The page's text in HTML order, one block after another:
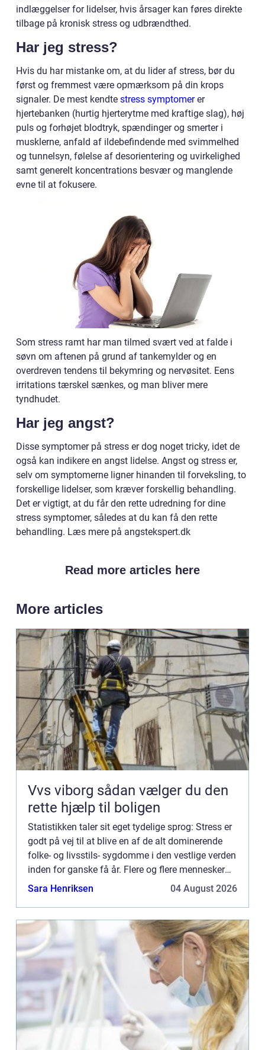
indlæggelser for lidelser, hvis årsager kan føres direkte
tilbage på kronisk stress og udbrændthed.
Har jeg stress?
Hvis du har mistanke om, at du lider af stress, bør du
først og fremmest være opmærksom på din krops
signaler. De mest kendte stress symptomerer
hjertebanken (hurtig hjerterytme med kraftige slag), høj
puls og forhøjet blodtryk, spændinger og smerter i
musklerne, anfald af ildebefindende med svimmelhed
og tunnelsyn, følelse af desorientering og uvirkelighed
samt generelt koncentrations besvær og manglende
evne til at fokusere.
Som stress ramt har man tilmed svært ved at falde i
søvn om aftenen på grund af tankemylder og en
overdreven tendens til bekymring og nervøsitet. Eens
irritations tærskel sænkes, og man bliver mere
tyndhudet.
Har jeg angst?
Disse symptomer på stress er dog noget tricky, idet de
også kan indikere en angst lidelse. Angst og stress er,
selv om symptomerne ligner hinanden til forveksling, to
forskellige lidelser, som kræver forskellig behandling.
Det er vigtigt, at du får den rette udredning for dine
stress symptomer, således at du kan få den rette
behandling. Læs mere på angstekspert.dk
Read more articles here
More articles
Vvs viborg sådan vælger du den
rette hjælp til boligen
Statistikken taler sit eget tydelige sprog: Stress er
godt på vej til at blive en af de alt dominerende
folke- og livsstils- sygdomme i den vestlige verden
inden for ganske få år. Flere og flere mennesker
rammes af stress og udbr&ae...
Sara Henriksen 04 August 2026